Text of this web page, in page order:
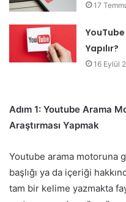
17
Yapılır?
16 Eylül
Adım 1: Youtube Arama
Araştırması Yapmak
Youtube arama motoruna
başlığı ya da içeriği
tam bir kelime yazmakta